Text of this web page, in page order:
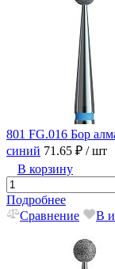
801 FG.016 Бор
синий 71.65 ₽ / шт
В корзину
Подробнее
Сравнение
В